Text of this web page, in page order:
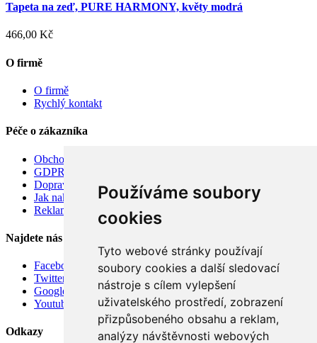
Používáme soubory
cookies
Tyto webové stránky používají
soubory cookies a další sledovací
nástroje s cílem vylepšení
uživatelského prostředí, zobrazení
přizpůsobeného obsahu a reklam,
analýzy návštěvnosti webových
Tapeta na zeď, PURE HARMONY, květy modrá
466,00 Kč
O firmě
O firmě
Rychlý kontakt
Péče o zákazníka
Obchodní podmínky
GDPR
Doprava
Jak nakupovat
Reklamace
Najdete nás
Facebook
Twitter
Google
Youtube
Odkazy